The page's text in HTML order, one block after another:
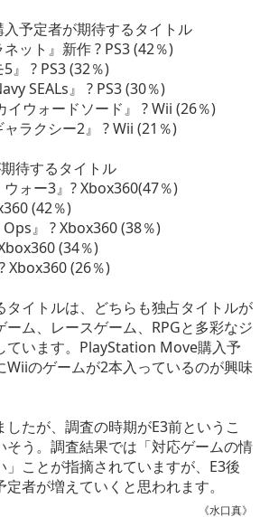
予定者が期待するタイトル
ット』新作 ? PS3 (42％)
』 ? PS3 (32％)
SEALs』 ? PS3 (30％)
イウォードソード』 ? Wii (26％)
ラクシー2』 ? Wii (21％)
待するタイトル
ォー3』? Xbox360(47％)
(42％)
』 ? Xbox360 (38％)
(34％)
Xbox360 (26％)
タイトルは、どちらも独占タイトルが
ーム、レースゲーム、RPGと多彩なジ
ています。PlayStation Move購入予
Wiiのゲームが2本入っているのが興味
たが、調査の時期がE3前というこ
そう。調査結果では「対応ゲームの情
ことが指摘されていますが、E3後
者が増えていくと思われます。
《水口真》